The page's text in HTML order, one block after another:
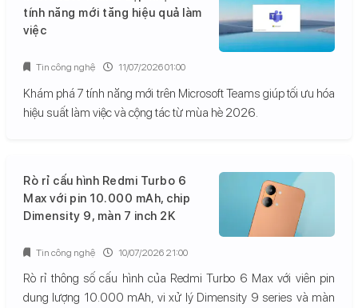
tính năng mới tăng hiệu quả làm
việc
Khám phá 7 tính năng mới trên Microsoft Teams giúp tối ưu hóa
hiệu suất làm việc và cộng tác từ mùa hè 2026.
Tin công nghệ 11/07/2026 01:00
Rò rỉ cấu hình Redmi Turbo 6
Max với pin 10.000 mAh, chip
Dimensity 9, màn 7 inch 2K
Rò rỉ thông số cấu hình của Redmi Turbo 6 Max với viên pin
dung lượng 10.000 mAh, vi xử lý Dimensity 9 series và màn
Tin công nghệ 10/07/2026 21:00